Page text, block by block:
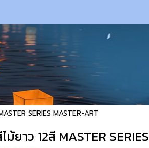
SERIES MASTER-ART
ม้ยาว 12สี MASTER